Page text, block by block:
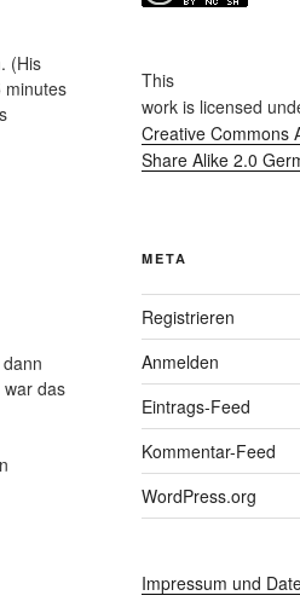
(His
minutes
das
This
workis licensed
Creative Commons
Share Alike 2.0
META
Registrieren
Anmelden
Eintrags-Feed
Kommentar-Feed
WordPress.org
Impressum und